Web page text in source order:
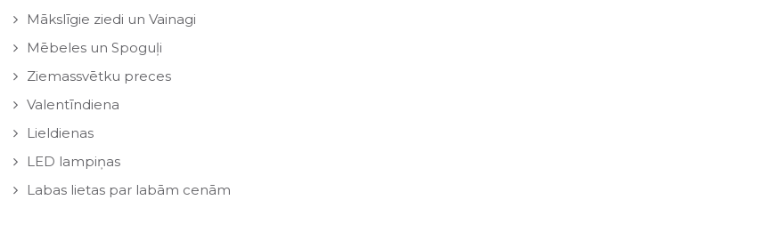
Mākslīgie ziedi un Vainagi
Mēbeles un Spoguļi
Ziemassvētku preces
Valentīndiena
Lieldienas
LED lampiņas
Labas lietas par labām cenām